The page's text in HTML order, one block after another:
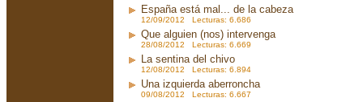
España está mal... de la cabeza
12/09/2012 Lecturas: 6.686
Que alguien (nos) intervenga
28/08/2012 Lecturas: 6.669
La sentina del chivo
12/08/2012 Lecturas: 6.894
Una izquierda aberroncha
09/08/2012 Lecturas: 6.667